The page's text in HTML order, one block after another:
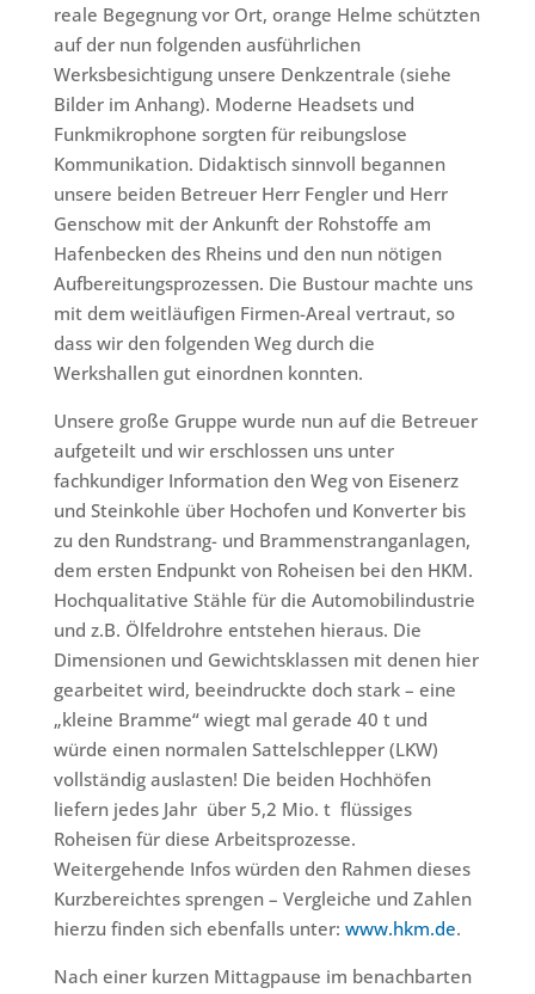
reale Begegnung vor Ort, orange Helme schützten
auf der nun folgenden ausführlichen
Werksbesichtigung unsere Denkzentrale (siehe
Bilder im Anhang). Moderne Headsets und
Funkmikrophone sorgten für reibungslose
Kommunikation. Didaktisch sinnvoll begannen
unsere beiden Betreuer Herr Fengler und Herr
Genschow mit der Ankunft der Rohstoffe am
Hafenbecken des Rheins und den nun nötigen
Aufbereitungsprozessen. Die Bustour machte uns
mit dem weitläufigen Firmen-Areal vertraut, so
dass wir den folgenden Weg durch die
Werkshallen gut einordnen konnten.
Unsere große Gruppe wurde nun auf die Betreuer
aufgeteilt und wir erschlossen uns unter
fachkundiger Information den Weg von Eisenerz
und Steinkohle über Hochofen und Konverter bis
zu den Rundstrang- und Brammenstranganlagen,
dem ersten Endpunkt von Roheisen bei den HKM.
Hochqualitative Stähle für die Automobilindustrie
und z.B. Ölfeldrohre entstehen hieraus. Die
Dimensionen und Gewichtsklassen mit denen hier
gearbeitet wird, beeindruckte doch stark – eine
„kleine Bramme“ wiegt mal gerade 40 t und
würde einen normalen Sattelschlepper (LKW)
vollständig auslasten! Die beiden Hochhöfen
liefern jedes Jahr über 5,2 Mio. t flüssiges
Roheisen für diese Arbeitsprozesse.
Weitergehende Infos würden den Rahmen dieses
Kurzbereichtes sprengen – Vergleiche und Zahlen
hierzu finden sich ebenfalls unter: www.hkm.de.
Nach einer kurzen Mittagpause im benachbarten